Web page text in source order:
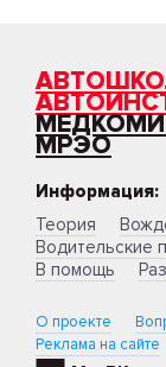
МРЭО
Информация:
Теория
Водительские
В помощь
О проекте
Реклама на сайте